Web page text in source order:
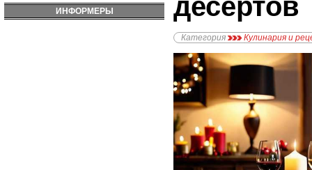
ИНФОРМЕРЫ
десертов
Категория Кулинария и